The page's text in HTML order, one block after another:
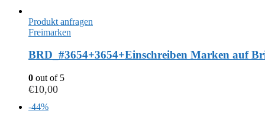
Produkt anfragen
Freimarken
BRD_#3654+3654+Einschreiben Marken auf
0 out of 5
€10,00
-44%